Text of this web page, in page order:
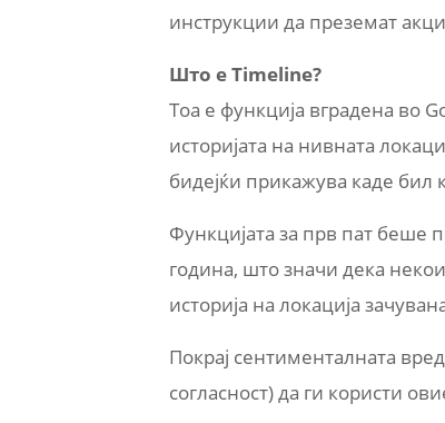
инструкции да преземат
Што е Timeline?
Тоа е функција вградена во
историјата на нивната
бидејќи прикажува каде бил
Функцијата за прв пат беше
година, што значи дека
историја на локација
Покрај сентименталната
согласност) да ги користи